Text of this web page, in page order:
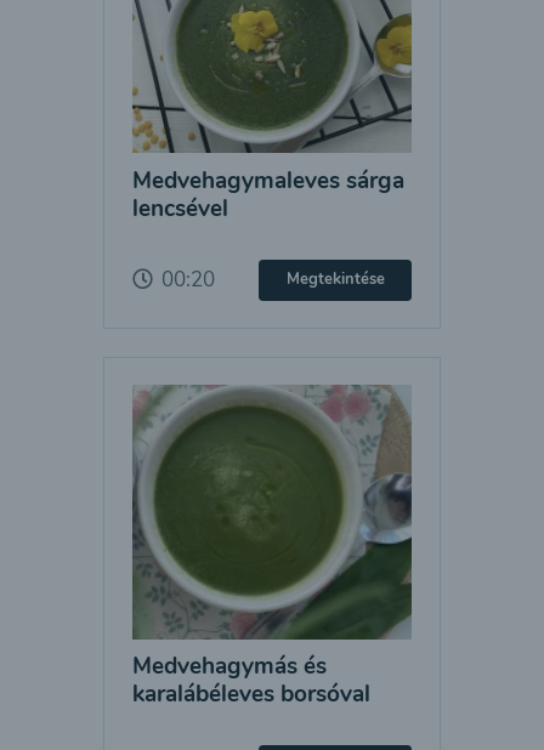
Medvehagymaleves sárga
lencsével
00:20 Megtekintése
Medvehagymás és
karalábéleves borsóval